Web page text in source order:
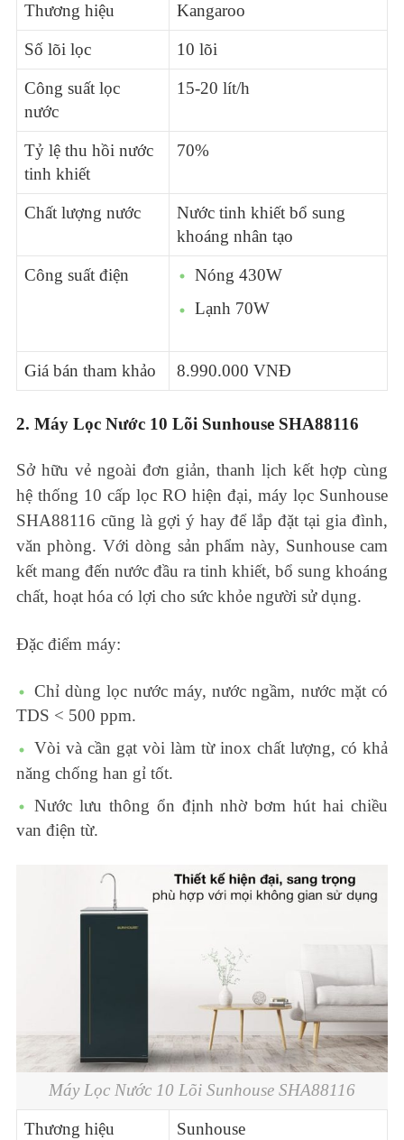
Thương hiệu Kangaroo
Số lõi lọc 10 lõi
Công suất lọc
nước
15-20 lít/h
Tỷ lệ thu hồi nước
tinh khiết
70%
Chất lượng nước
Nước tinh khiết bổ sung
khoáng nhân tạo
Công suất điện
Nóng 430W
Lạnh 70W
Giá bán tham khảo 8.990.000 VNĐ
2. Máy Lọc Nước 10 Lõi Sunhouse SHA88116
Sở hữu vẻ ngoài đơn giản, thanh lịch kết hợp cùng
hệ thống 10 cấp lọc RO hiện đại, máy lọc Sunhouse
SHA88116 cũng là gợi ý hay để lắp đặt tại gia đình,
văn phòng. Với dòng sản phẩm này, Sunhouse cam
kết mang đến nước đầu ra tinh khiết, bổ sung khoáng
chất, hoạt hóa có lợi cho sức khỏe người sử dụng.
Đặc điểm máy:
Chỉ dùng lọc nước máy, nước ngầm, nước mặt có
TDS < 500 ppm.
Vòi và cần gạt vòi làm từ inox chất lượng, có khả
năng chống han gỉ tốt.
Nước lưu thông ổn định nhờ bơm hút hai chiều
van điện từ.
Máy Lọc Nước 10 Lõi Sunhouse SHA88116
Thương hiệu Sunhouse